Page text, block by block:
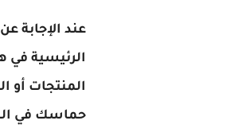
عند الإجابة
الرئيسية في
المنتجات أو
حماسك في